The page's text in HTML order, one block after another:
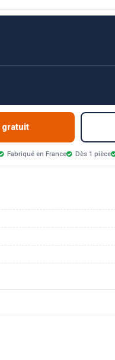
gratuit
Fabriqué en France Dès 1 pièce